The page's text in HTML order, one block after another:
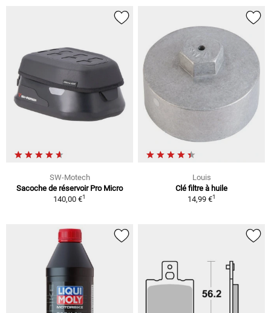
SW-Motech
Sacoche de réservoir Pro Micro
140,00 €1
Louis
Clé filtre à huile
14,99 €1